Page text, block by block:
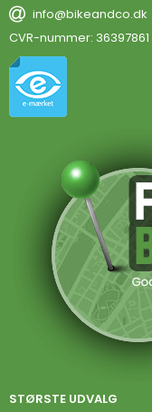
info@bikeandco.dk
CVR-nummer: 36397861
STØRSTE UDVALG